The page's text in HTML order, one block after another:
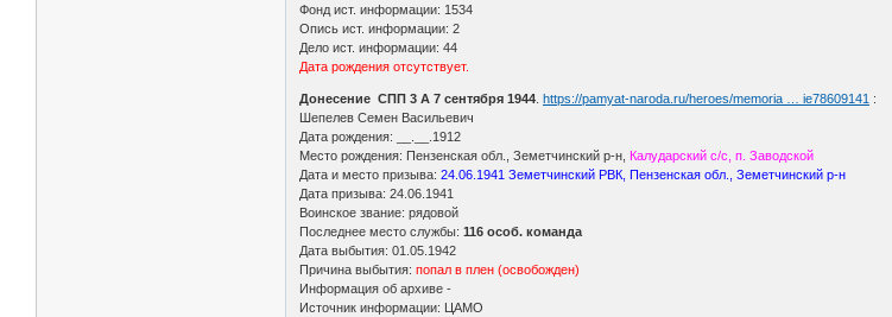
Фонд ист. информации: 1534
Опись ист. информации: 2
Дело ист. информации: 44
Дата рождения отсутствует.
Донесение СПП 3 А 7 сентября 1944 .https://pamyat-naroda.ru/heroes/memoria … ie78609141 :
Шепелев Семен Васильевич
Дата рождения: __.__.1912
Место рождения: Пензенская обл., Земетчинский р-н, Калударский с/с, п. Заводской
Дата и место призыва:24.06.1941 Земетчинский РВК, Пензенская обл., Земетчинский р-н
Дата призыва: 24.06.1941
Воинское звание: рядовой
Последнее место службы: 116 особ. команда
Дата выбытия: 01.05.1942
Причина выбытия: попал в плен (освобожден)
Информация об архиве -
Источник информации: ЦАМО